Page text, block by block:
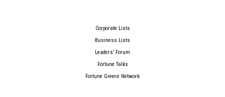
Corporate Lists
Business Lists
Leaders’ Forum
Fortune Talks
Fortune Greece Network